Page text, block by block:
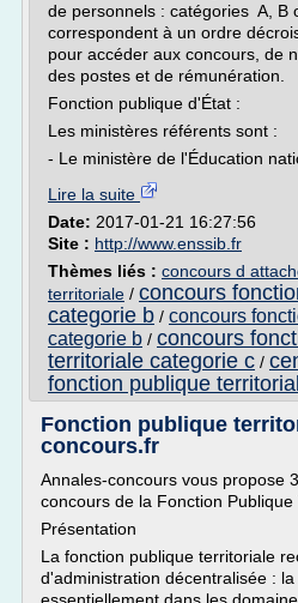
de personnels : catégories A, B
correspondent à un ordre
pour accéder aux concours, de
des postes et de rémunération.
Fonction publique d'État :
Les ministères référents sont :
- Le ministère de l'Éducation
Lire la suite
Date: 2017-01-21 16:27:56
Site : http://www.enssib.fr
Thèmes liés : concours d
territoriale / concours
categorie b / concours
categorie b / concours
territoriale categorie c /
fonction publique
Fonction publique
concours.fr
Annales-concours vous propose
concours de la Fonction Publique
Présentation
La fonction publique territoriale
d'administration décentralisée :